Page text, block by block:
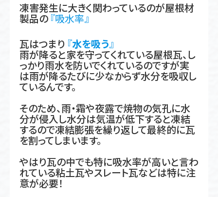
凍害発生に大きく関わっているのが屋根材
製品の 『吸水率』
瓦はつまり 『水を吸う』
雨が降ると家を守ってくれている屋根瓦、し
っかり雨水を防いでくれているのですが実
は雨が降るたびに少なからず水分を吸収し
ているんです。
そのため、雨・霜や夜露で焼物の気孔に水
分が侵入し水分は気温が低下すると凍結
するので凍結膨張を繰り返して最終的に瓦
を割ってしまいます。
やはり瓦の中でも特に吸水率が高いと言わ
れている粘土瓦やスレート瓦などは特に注
意が必要！